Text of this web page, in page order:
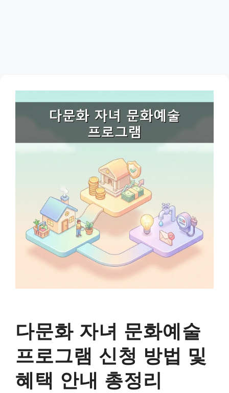
다문화 자녀 문화예술
프로그램 신청 방법 및
혜택 안내 총정리